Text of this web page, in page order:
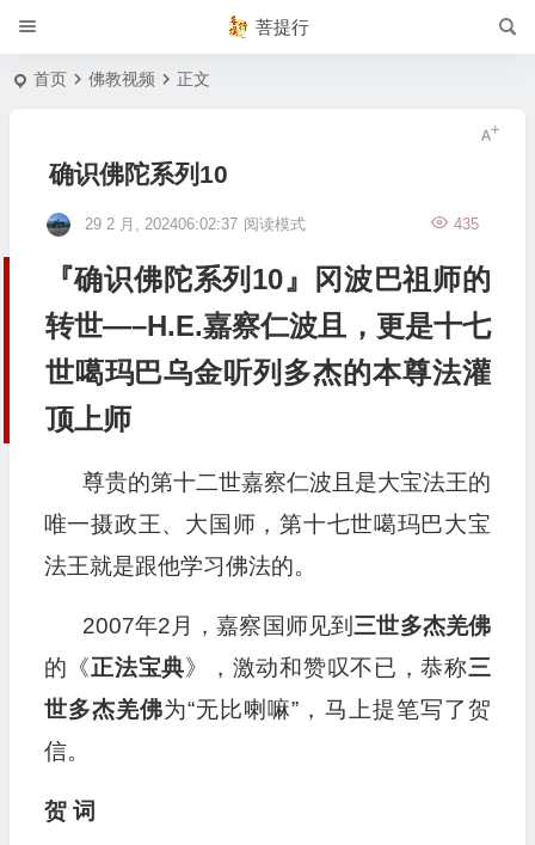
菩提行
首页 佛教视频 正文
确识佛陀系列10
29 2 月, 202406:02:37 435
阅读模式
『确识佛陀系列10』冈波巴祖师的
转世—–H.E.嘉察仁波且，更是十七
世噶玛巴乌金听列多杰的本尊法灌
顶上师
尊贵的第十二世嘉察仁波且是大宝法王的
唯一摄政王、大国师，第十七世噶玛巴大宝
法王就是跟他学习佛法的。
2007年2月，嘉察国师见到 三世多杰羌佛
的《正法宝典》，激动和赞叹不已，恭称三
世多杰羌佛为“无比喇嘛”，马上提笔写了贺
信。
贺 词